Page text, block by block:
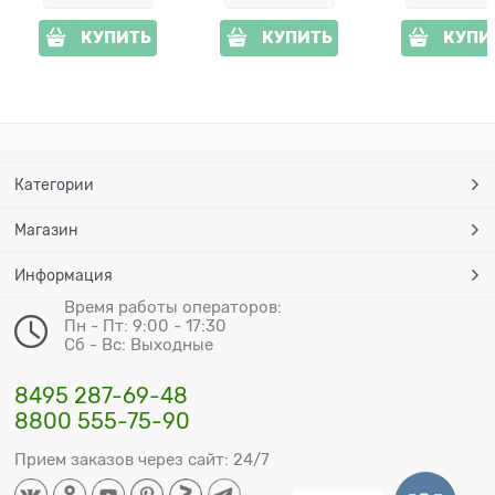
КУПИТЬ КУПИТЬ
Категории
Магазин
Информация
Время работы операторов:
Пн - Пт: 9:00 - 17:30
Сб - Вс: Выходные
8495 287-69-48
8800 555-75-90
Прием заказов через сайт: 24/7